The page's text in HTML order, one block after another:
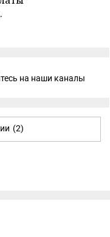
на наши каналы
(2)